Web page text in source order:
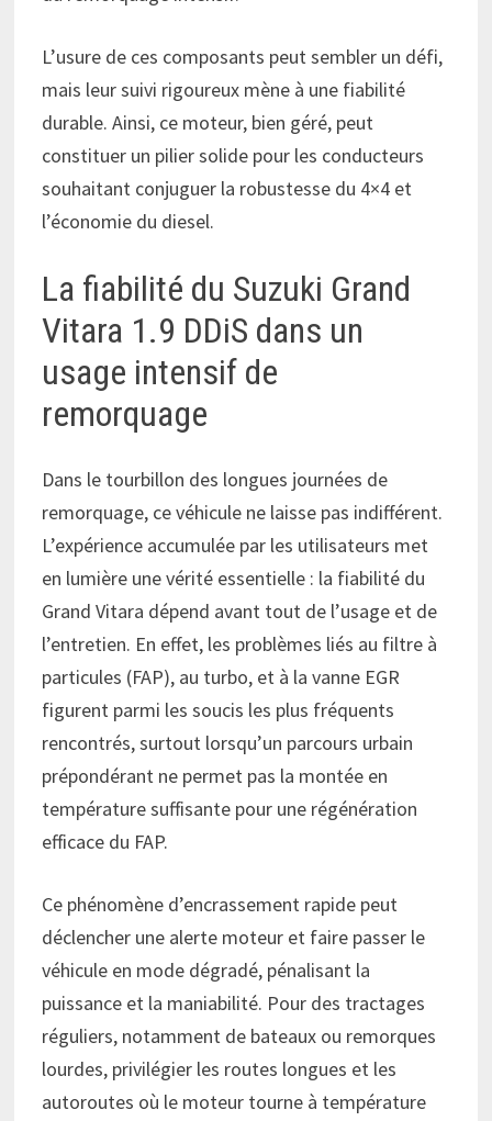
L’usure de ces composants peut sembler un défi,
mais leur suivi rigoureux mène à une fiabilité
durable. Ainsi, ce moteur, bien géré, peut
constituer un pilier solide pour les conducteurs
souhaitant conjuguer la robustesse du 4×4 et
l’économie du diesel.
La fiabilité du Suzuki Grand
Vitara 1.9 DDiS dans un
usage intensif de
remorquage
Dans le tourbillon des longues journées de
remorquage, ce véhicule ne laisse pas indifférent.
L’expérience accumulée par les utilisateurs met
en lumière une vérité essentielle : la fiabilité du
Grand Vitara dépend avant tout de l’usage et de
l’entretien. En effet, les problèmes liés au filtre à
particules (FAP), au turbo, et à la vanne EGR
figurent parmi les soucis les plus fréquents
rencontrés, surtout lorsqu’un parcours urbain
prépondérant ne permet pas la montée en
température suffisante pour une régénération
efficace du FAP.
Ce phénomène d’encrassement rapide peut
déclencher une alerte moteur et faire passer le
véhicule en mode dégradé, pénalisant la
puissance et la maniabilité. Pour des tractages
réguliers, notamment de bateaux ou remorques
lourdes, privilégier les routes longues et les
autoroutes où le moteur tourne à température